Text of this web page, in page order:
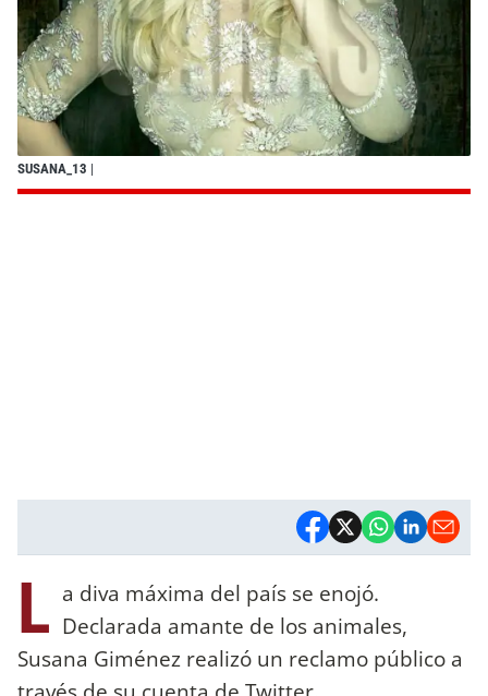
SUSANA_13 |
L a diva máxima del país se enojó.
Declarada amante de los animales,
Susana Giménez realizó un reclamo público a